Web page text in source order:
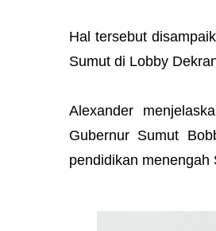
Hal tersebut
Sumut di Lobby
Alexander
Gubernur Sumut
pendidikan menengah